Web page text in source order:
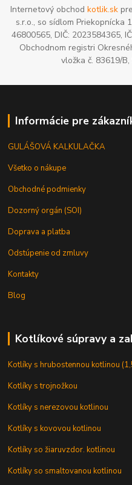
Internetový obchod kotlik.sk
s.r.o., so sídlom Priekopnícka
46800565, DIČ: 2023584365,
Obchodnom registri
vložka č. 83619/
Informácie pre
GULÁŠOVÁ KALKULAČKA
Všetko o nákupe
Obchodné podmienky
Dozorný orgán (SOI)
Doprava a platba
Odstúpenie od zmluvy
Kontakty
Blog
Kotlíkové súpravy a
Kotlíky s hrubostennou kotlinou
Kotlíky s trojnožkou
Kotlíky s nerezovou kotlinou
Kotlíky s kovovou kotlinou
Kotlíky so žiaruvzdor. kotlinou
Kotlíky so smaltovanou kotlinou